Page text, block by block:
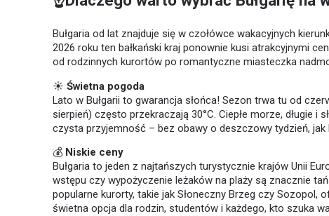
Bułgaria od lat znajduje się w czołówce wakacyjnych
2026 roku ten bałkański kraj ponownie kusi atrakcyjnymi
od rodzinnych kurortów po romantyczne miasteczka
☀️ Świetna pogoda
Lato w Bułgarii to gwarancja słońca! Sezon trwa tu od
sierpień) często przekraczają 30°C. Ciepłe morze, długie
czysta przyjemność – bez obawy o deszczowy tydzień, jak
💰 Niskie ceny
Bułgaria to jeden z najtańszych turystycznie krajów Unii
wstępu czy wypożyczenie leżaków na plaży są znacznie
popularne kurorty, takie jak Słoneczny Brzeg czy Sozopol,
świetna opcja dla rodzin, studentów i każdego, kto szuka